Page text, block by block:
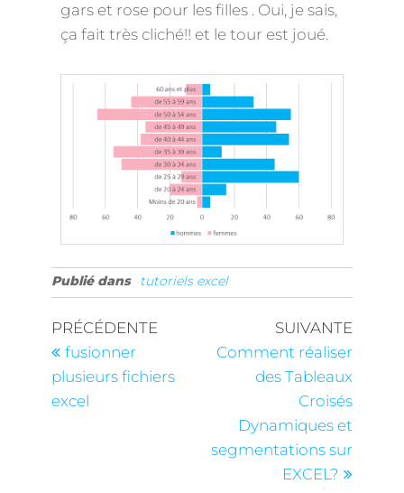
gars et rose pour les filles . Oui, je sais,
ça fait très cliché!! et le tour est joué.
Publié dans tutoriels excel
PRÉCÉDENTE
fusionner
plusieurs fichiers
excel
SUIVANTE
Comment réaliser
des Tableaux
Croisés
Dynamiques et
segmentations sur
EXCEL?